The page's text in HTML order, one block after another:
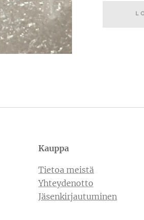
Kauppa
Tietoa meistä
Yhteydenotto
Jäsenkirjautuminen